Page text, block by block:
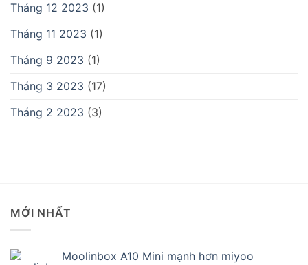
Tháng 12 2023 (1)
Tháng 11 2023 (1)
Tháng 9 2023 (1)
Tháng 3 2023 (17)
Tháng 2 2023 (3)
MỚI NHẤT
Moolinbox A10 Mini mạnh hơn miyoo